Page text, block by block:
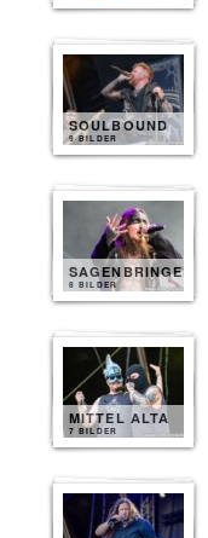
SOULBOUND
9 BILDER
SAGENBRINGER
8 BILDER
MITTEL ALTA
7 BILDER